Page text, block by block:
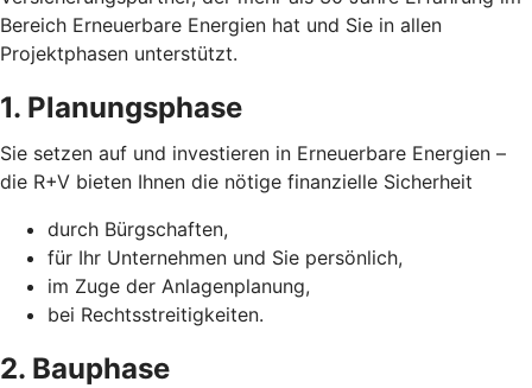
Bereich Erneuerbare Energien hat und Sie in allen
Projektphasen unterstützt.
1. Planungsphase
Sie setzen auf und investieren in Erneuerbare Energien –
die R+V bieten Ihnen die nötige finanzielle Sicherheit
durch Bürgschaften,
für Ihr Unternehmen und Sie persönlich,
im Zuge der Anlagenplanung,
bei Rechtsstreitigkeiten.
2. Bauphase